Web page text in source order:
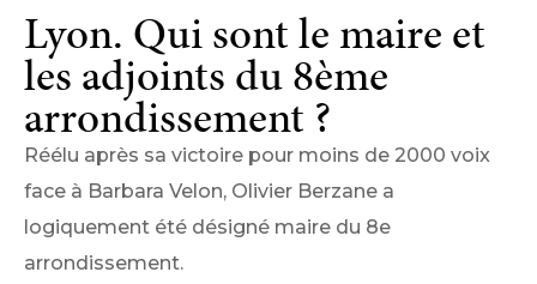
Lyon. Qui sont le maire et
les adjoints du 8ème
arrondissement ?
Réélu après sa victoire pour moins de 2000 voix
face à Barbara Velon, Olivier Berzane a
logiquement été désigné maire du 8e
arrondissement.